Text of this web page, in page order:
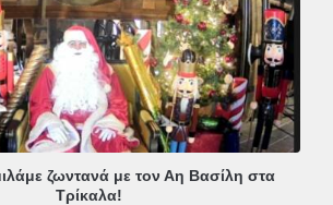
ζωντανά με τον Αη Βασίλη στα
Τρίκαλα!